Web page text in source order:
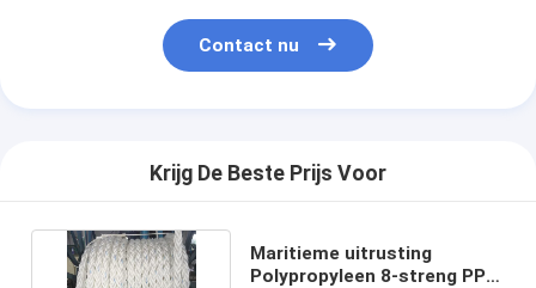
Contact nu
Krijg De Beste Prijs Voor
Maritieme uitrusting
Polypropyleen 8-streng PP